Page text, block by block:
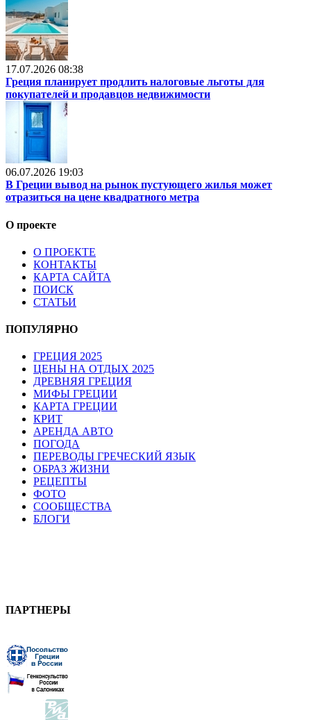
17.07.2026 08:38
Греция планирует продлить налоговые льготы для
покупателей и продавцов недвижимости
06.07.2026 19:03
В Греции вывод на рынок пустующего жилья может
отразиться на цене квадратного метра
О проекте
О ПРОЕКТЕ
КОНТАКТЫ
КАРТА САЙТА
ПОИСК
СТАТЬИ
ПОПУЛЯРНО
ГРЕЦИЯ 2025
ЦЕНЫ НА ОТДЫХ 2025
ДРЕВНЯЯ ГРЕЦИЯ
МИФЫ ГРЕЦИИ
КАРТА ГРЕЦИИ
КРИТ
АРЕНДА АВТО
ПОГОДА
ПЕРЕВОДЫ ГРЕЧЕСКИЙ ЯЗЫК
ОБРАЗ ЖИЗНИ
РЕЦЕПТЫ
ФОТО
СООБЩЕСТВА
БЛОГИ
ПАРТНЕРЫ